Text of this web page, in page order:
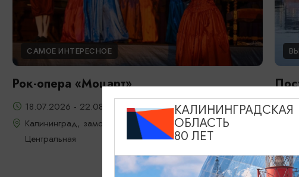
САМОЕ ИНТЕРЕСНОЕ
Рок-опера «Моцарт»
18.07.2026 - 22.08.2026, 18:00, 7.08 и 22.08 в 17:00
Калининград, замок Шаакен, пос. Некрасово, ул.
Центральная
КАЛИНИНГРАДСКАЯ
ОБЛАСТЬ
80 ЛЕТ